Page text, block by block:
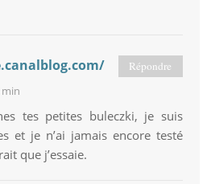
tes petites buleczki, je suis
et je n’ai jamais encore testé
que j’essaie.
Répondre